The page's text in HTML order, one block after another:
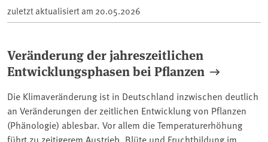
zuletzt aktualisiert am 20.05.2026
Veränderung der jahreszeitlichen
Entwicklungsphasen bei Pflanzen
Die Klimaveränderung ist in Deutschland inzwischen deutlich
an Veränderungen der zeitlichen Entwicklung von Pflanzen
(Phänologie) ablesbar. Vor allem die Temperaturerhöhung
führt zu zeitigerem Austrieb, Blüte und Fruchtbildung im